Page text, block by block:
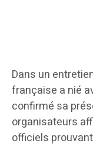
Dans un
française a nié
confirmé sa
organisateurs
officiels